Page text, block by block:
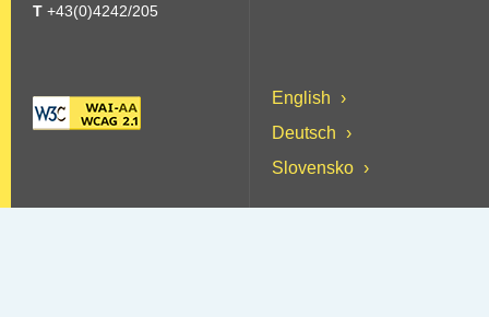
T +43(0)4242/205
English
Deutsch
Slovensko